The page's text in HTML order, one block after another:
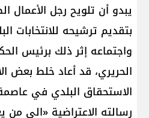
يبدو أن تلويح رجل الأعمال
بتقديم ترشيحه للانتخابات
واجتماعه إثر ذلك برئيس
الحريري، قد أعاد خلط بعض
الاستحقاق البلدي في
رسالته الاعتراضية «الى من